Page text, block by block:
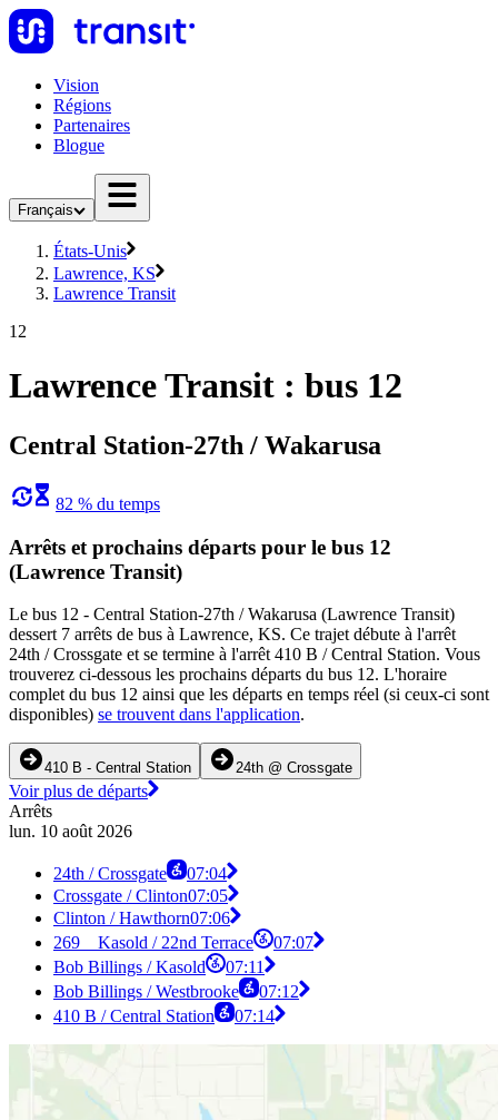
Vision
Régions
Partenaires
Blogue
Français
États-Unis
Lawrence, KS
Lawrence Transit
12
Lawrence Transit : bus 12
Central Station-27th / Wakarusa
82 % du temps
Arrêts et prochains départs pour le bus 12
(Lawrence Transit)
Le bus 12 - Central Station-27th / Wakarusa (Lawrence Transit)
dessert 7 arrêts de bus à Lawrence, KS. Ce trajet débute à l'arrêt
24th / Crossgate et se termine à l'arrêt 410 B / Central Station. Vous
trouverez ci-dessous les prochains départs du bus 12. L'horaire
complet du bus 12 ainsi que les départs en temps réel (si ceux-ci sont
disponibles) se trouvent dans l'application.
410 B - Central Station 24th @ Crossgate
Voir plus de départs
Arrêts
lun. 10 août 2026
24th / Crossgate
07:04
Crossgate / Clinton07:05
Clinton / Hawthorn07:06
269 _ Kasold / 22nd Terrace
07:07
Bob Billings / Kasold
07:11
Bob Billings / Westbrooke
07:12
410 B / Central Station
07:14